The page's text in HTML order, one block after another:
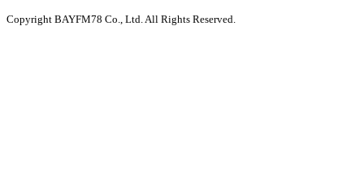
Copyright BAYFM78 Co., Ltd. All Rights Reserved.